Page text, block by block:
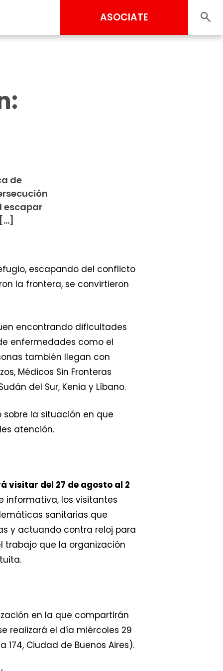
ASOCIATE
de
escapar
escapando del conflicto
la frontera, se convirtieron
encontrando dificultades
enfermedades como el
también llegan con
Médicos Sin Fronteras
del Sur, Kenia y Líbano.
sobre la situación en que
atención.
visitar del 27 de agosto al 2
informativa, los visitantes
sanitarias que
y actuando contra reloj para
trabajo que la organización
en la que compartirán
realizará el día miércoles 29
174, Ciudad de Buenos Aires).